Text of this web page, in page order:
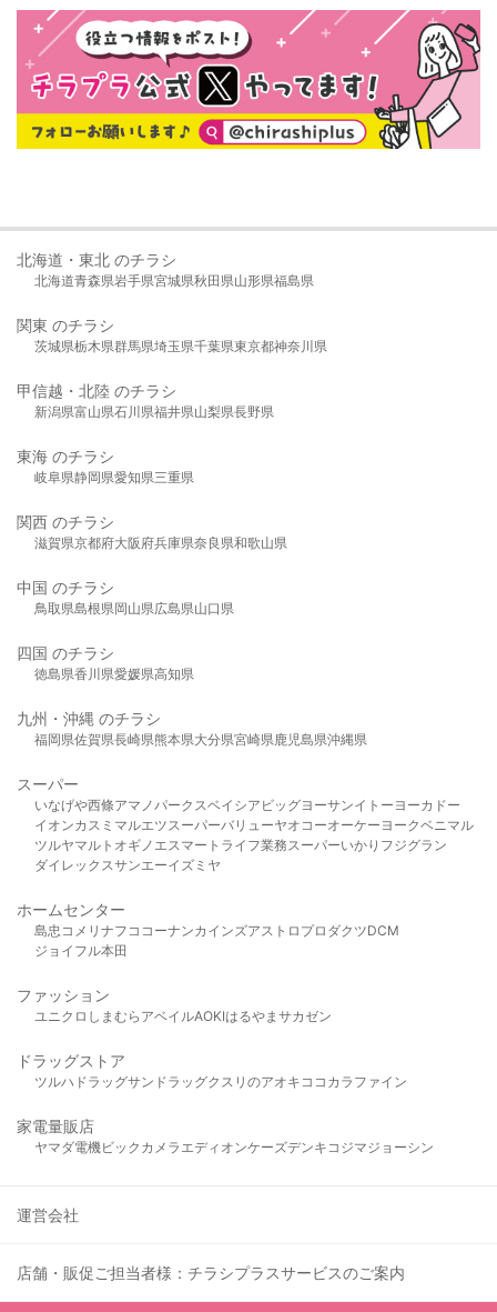
北海道・東北 のチラシ
北海道青森県岩手県宮城県秋田県山形県福島県
関東 のチラシ
茨城県栃木県群馬県埼玉県千葉県東京都神奈川県
甲信越・北陸 のチラシ
新潟県富山県石川県福井県山梨県長野県
東海 のチラシ
岐阜県静岡県愛知県三重県
関西 のチラシ
滋賀県京都府大阪府兵庫県奈良県和歌山県
中国 のチラシ
鳥取県島根県岡山県広島県山口県
四国 のチラシ
徳島県香川県愛媛県高知県
九州・沖縄 のチラシ
福岡県佐賀県長崎県熊本県大分県宮崎県鹿児島県沖縄県
スーパー
いなげや西條アマノパークスベイシア ビッグヨーサンイトーヨーカドー
イオンカスミ マルエツスーパーバリューヤオコーオーケー ヨークベニマル
ツルヤマルト オギノ エスマート ライフ業務スーパーいかり フジグラン
ダイレックスサンエーイズミヤ
ホームセンター
島忠 コメリ ナフコ コーナンカインズアストロプロダクツDCM
ジョイフル本田
ファッション
ユニクロ しまむら アベイルAOKIはるやま サカゼン
ドラッグストア
ツルハドラッグサンドラッグクスリのアオキ ココカラファイン
家電量販店
ヤマダ電機ビックカメラ エディオンケーズデンキ コジマジョーシン
運営会社
店舗・販促ご担当者様：チラシプラスサービスのご案内